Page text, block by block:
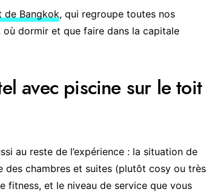
de Bangkok, qui regroupe toutes nos
dormir et que faire dans la capitale
avec piscine sur le toit
au reste de l’expérience : la situation de
des chambres et suites (plutôt cosy ou très
fitness, et le niveau de service que vous